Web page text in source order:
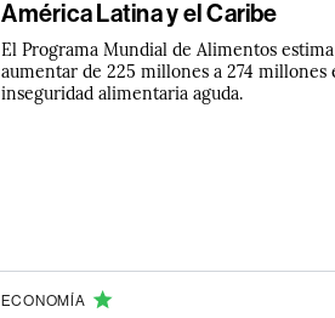
América Latina y el Caribe
El Programa Mundial de Alimentos
aumentar de 225 millones a 274
inseguridad alimentaria aguda.
ECONOMÍA